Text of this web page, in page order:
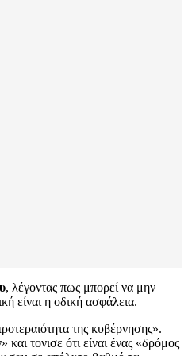
, λέγοντας πως μπορεί να μην
είναι η οδική ασφάλεια.
της κυβέρνησης».
τονισε ότι είναι ένας «δρόμος